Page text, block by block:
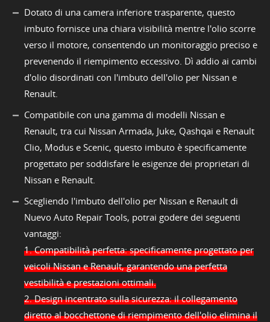
Dotato di una camera inferiore trasparente, questo
imbuto fornisce una chiara visibilità mentre l'olio scorre
verso il motore, consentendo un monitoraggio preciso e
prevenendo il riempimento eccessivo. Dì addio ai cambi
d'olio disordinati con l'imbuto dell'olio per Nissan e
Renault.
Compatibile con una gamma di modelli Nissan e
Renault, tra cui Nissan Armada, Juke, Qashqai e Renault
Clio, Modus e Scenic, questo imbuto è specificamente
progettato per soddisfare le esigenze dei proprietari di
Nissan e Renault.
Scegliendo l'imbuto dell'olio per Nissan e Renault di
Nuevo Auto Repair Tools, potrai godere dei seguenti
vantaggi:
1. Compatibilità perfetta: specificamente progettato per
veicoli Nissan e Renault, garantendo una perfetta
vestibilità e prestazioni ottimali.
2. Design incentrato sulla sicurezza: il collegamento
diretto al bocchettone di riempimento dell'olio elimina il